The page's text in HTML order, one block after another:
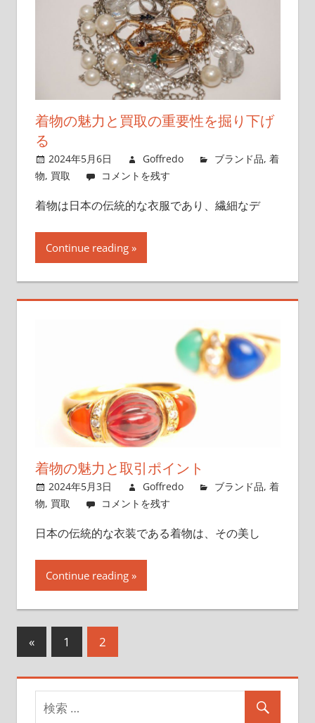
着物の魅力と買取の重要性を掘り下げ
る
2024年5月6日 Goffredo ブランド品,着
物, 買取 コメントを残す
着物は日本の伝統的な衣服であり、繊細なデ
Continue reading
着物の魅力と取引ポイント
2024年5月3日 Goffredo ブランド品,着
物, 買取 コメントを残す
日本の伝統的な衣装である着物は、その美し
Continue reading
投
稿
«
の
記
事
1 2